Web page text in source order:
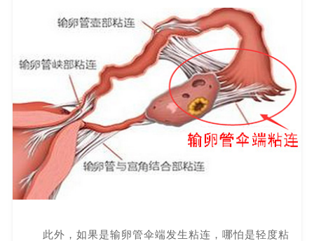
此外，如果是输卵管伞端发生粘连，哪怕是轻度粘